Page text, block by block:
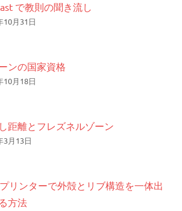
で教則の聞き流し
10月31日
ンの国家資格
10月18日
距離とフレズネルゾーン
3月13日
リンターで外殻とリブ構造を一体出
方法